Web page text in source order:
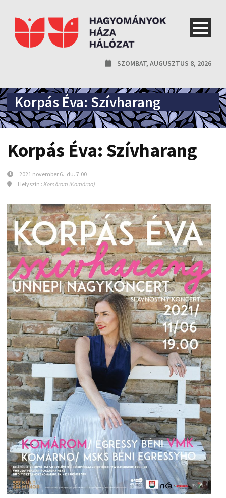
SZOMBAT, AUGUSZTUS 8, 2026
Korpás Éva: Szívharang
Korpás Éva: Szívharang
2021 november 6., du. 7:00
Helyszín : Komárom (Komárno)